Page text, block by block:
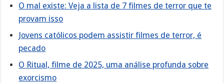
O mal existe: Veja a lista de 7 filmes de terror que te
provam isso
Jovens católicos podem assistir filmes de terror, é
pecado
O Ritual, filme de 2025, uma análise profunda sobre
exorcismo